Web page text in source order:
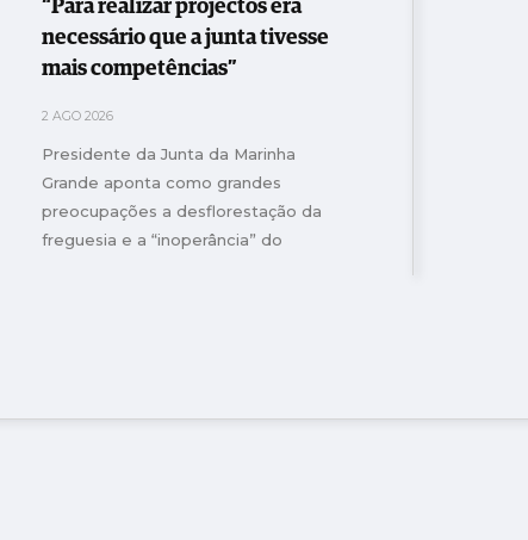
“Para realizar projectos era
necessário que a junta tivesse
mais competências”
2 AGO 2026
Presidente da Junta da Marinha
Grande aponta como grandes
preocupações a desflorestação da
freguesia e a “inoperância” do